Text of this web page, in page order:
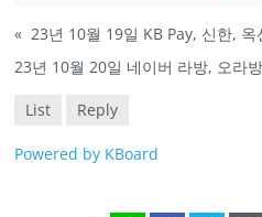
« 23년 10월 19일 KB Pay, 신한, 옥
23년 10월 20일 네이버 라방, 오라
List Reply
Powered by KBoard